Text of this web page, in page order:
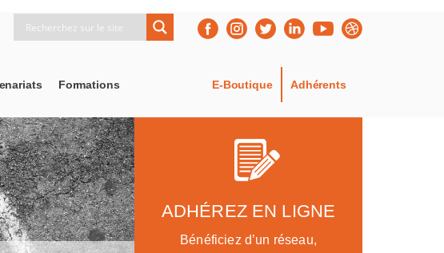
Formations E-Boutique Adhérents
ADHÉREZ EN LIGNE
Bénéficiez d’un réseau,